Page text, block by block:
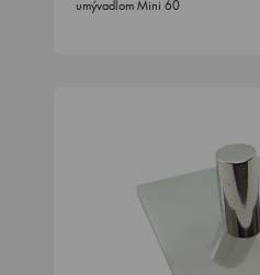
umývadlom Mini 60